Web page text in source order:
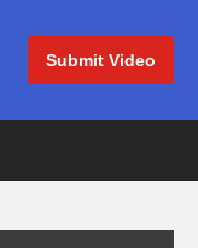
Submit Video